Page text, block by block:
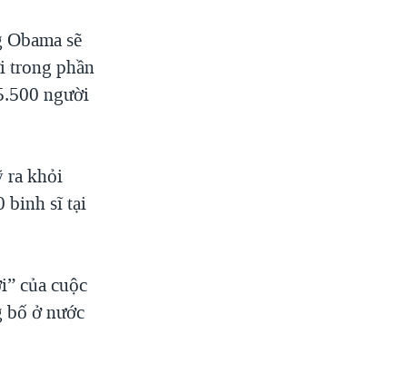
sẽ
trong phần
người
ra khỏi
binh sĩ tại
của cuộc
bố ở nước